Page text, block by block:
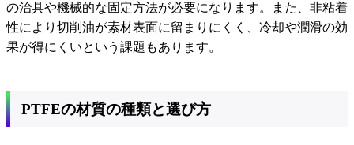
の治具や機械的な固定方法が必要になります。また、非粘着
性により切削油が素材表面に留まりにくく、冷却や潤滑の効
果が得にくいという課題もあります。
PTFEの材質の種類と選び方